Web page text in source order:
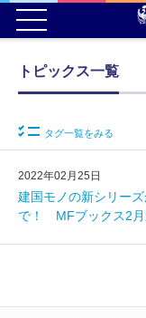
トピックス一覧
タグ一覧をみる
2022年02月25日
建国モノの新シリー
で！ MFブックス2月